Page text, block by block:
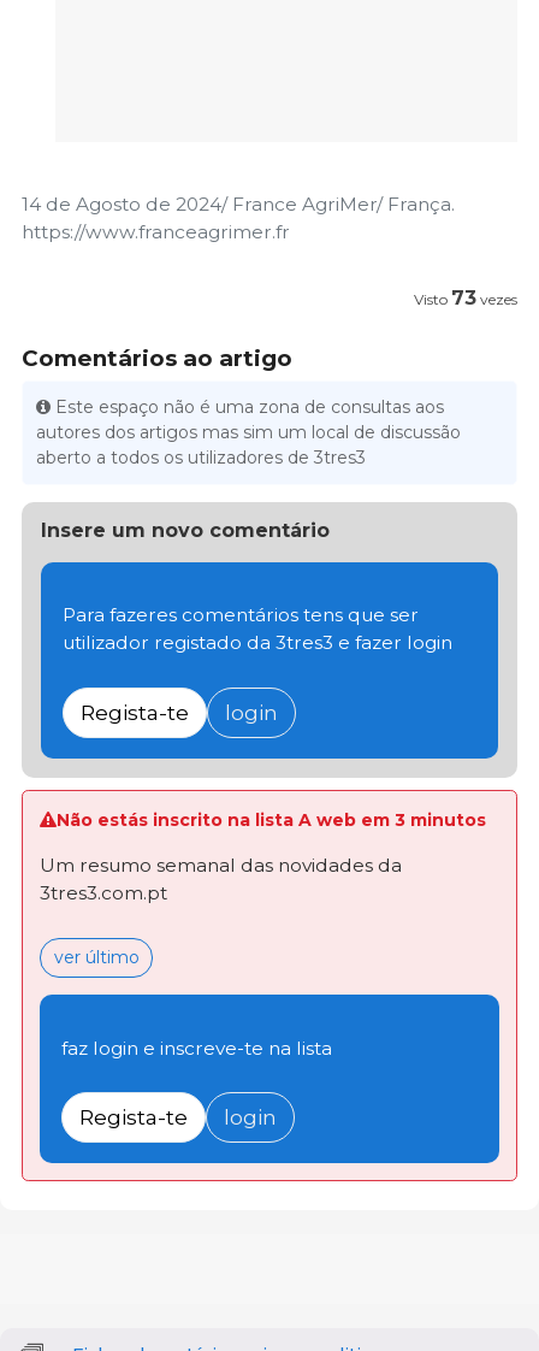
14 de Agosto de 2024/ France AgriMer/ França.
https://www.franceagrimer.fr
Visto 73 vezes
Comentários ao artigo
Este espaço não é uma zona de consultas aos
autores dos artigos mas sim um local de discussão
aberto a todos os utilizadores de 3tres3
Insere um novo comentário
Para fazeres comentários tens que ser
utilizador registado da 3tres3 e fazer login
Regista-te login
Não estás inscrito na lista A web em 3 minutos
Um resumo semanal das novidades da
3tres3.com.pt
ver último
faz login e inscreve-te na lista
Regista-te login